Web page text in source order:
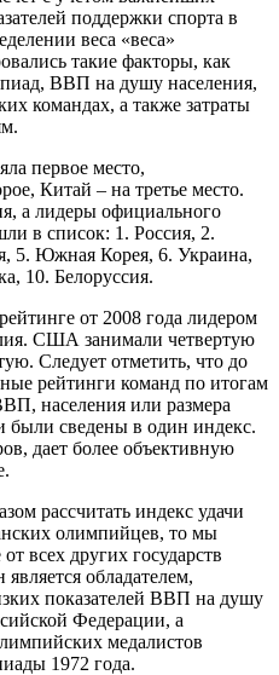
поддержки спорта в
веса «веса»
такие факторы, как
ВВП на душу населения,
командах, а также затраты
первое место,
Китай – на третье место.
а лидеры официального
в список: 1. Россия, 2.
5. Южная Корея, 6. Украина,
10. Белоруссия.
от 2008 года лидером
США занимали четвертую
Следует отметить, что до
рейтинги команд по итогам
населения или размера
были сведены в один индекс.
дает более объективную
рассчитать индекс удачи
олимпийцев, то мы
всех других государств
обладателем,
показателей ВВП на душу
Федерации, а
медалистов
1972 года.